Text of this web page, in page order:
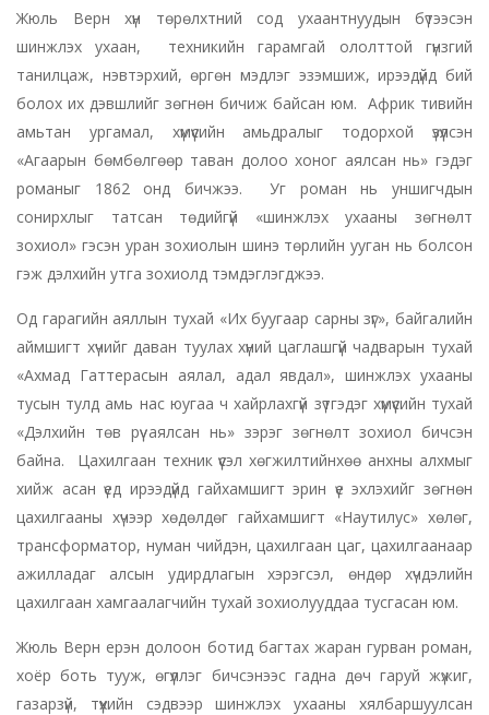
Жюль Верн хүн төрөлхтний сод ухаантнуудын бүтээсэн
шинжлэх ухаан, техникийн гарамгай ололттой гүнзгий
танилцаж, нэвтэрхий, өргөн мэдлэг эзэмшиж, ирээдүйд бий
болох их дэвшлийг зөгнөн бичиж байсан юм. Африк тивийн
амьтан ургамал, хүмүүсийн амьдралыг тодорхой үзүүлсэн
«Агаарын бөмбөлгөөр таван долоо хоног аялсан нь» гэдэг
романыг 1862 онд бичжээ. Уг роман нь уншигчдын
сонирхлыг татсан төдийгүй «шинжлэх ухааны зөгнөлт
зохиол» гэсэн уран зохиолын шинэ төрлийн ууган нь болсон
гэж дэлхийн утга зохиолд тэмдэглэгджээ.
Од гарагийн аяллын тухай «Их буугаар сарны зүг», байгалийн
аймшигт хүчийг даван туулах хүний цаглашгүй чадварын тухай
«Ахмад Гаттерасын аялал, адал явдал», шинжлэх ухааны
тусын тулд амь нас юугаа ч хайрлахгүй зүтгэдэг хүмүүсийн тухай
«Дэлхийн төв рүү аялсан нь» зэрэг зөгнөлт зохиол бичсэн
байна. Цахилгаан техник үүсэл хөгжилтийнхөө анхны алхмыг
хийж асан үед ирээдүйд гайхамшигт эрин үе эхлэхийг зөгнөн
цахилгааны хүчээр хөдөлдөг гайхамшигт «Наутилус» хөлөг,
трансформатор, нуман чийдэн, цахилгаан цаг, цахилгаанаар
ажилладаг алсын удирдлагын хэрэгсэл, өндөр хүчдэлийн
цахилгаан хамгаалагчийн тухай зохиолууддаа тусгасан юм.
Жюль Верн ерэн долоон ботид багтах жаран гурван роман,
хоёр боть тууж, өгүүллэг бичсэнээс гадна дөч гаруй жүжиг,
газарзүй, түүхийн сэдвээр шинжлэх ухааны хялбаршуулсан